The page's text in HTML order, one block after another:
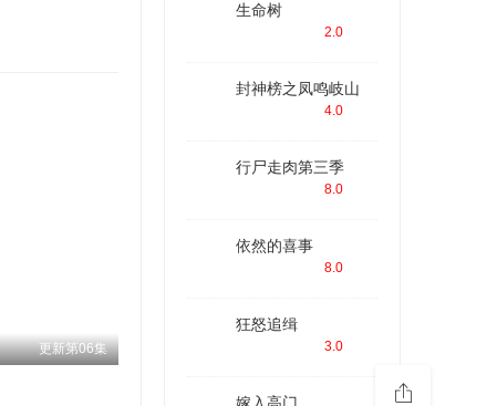
更新第06集
生命树
2.0
封神榜之凤鸣岐山
4.0
行尸走肉第三季
8.0
依然的喜事
8.0
狂怒追缉
3.0